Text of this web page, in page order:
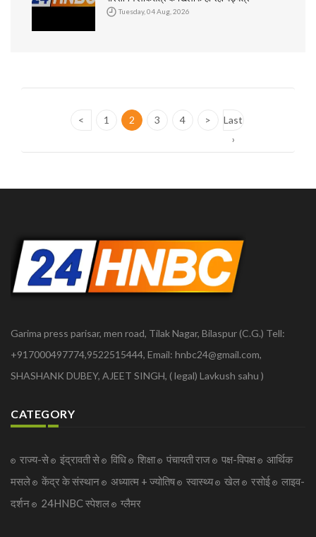
Tuesday, 04 Aug, 2026
< 1 2 3 4 >
Last
›
Garima press parisar, men road, Tilak Nagar, Bilaspur (C.G.) Tell:
+917000497774,9522515444, Email: hnbc24@gmail.com,
SHASHANK DUBEY, AJEET SINGH, ( legal) Lavkush sahu )
CATEGORY
राज्य-से इंद्रावती से विधि शिक्षा पंचायती राज पक्ष-विपक्ष
आर्थिक
मसले
केंद्र के संस्थान अध्यात्म + ज्योतिष स्वास्थ्य खेल रसोई
लाइव-
दर्शन
24HNBC स्पेशल ग्लैमर